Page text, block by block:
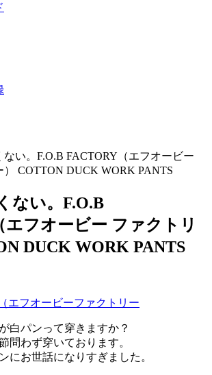
い。F.O.B FACTORY（エフオービー
） COTTON DUCK WORK PANTS
ない。F.O.B
エフオービー ファクトリ
DUCK WORK PANTS
エフオービーファクトリー
白パンって穿きますか？
問わず穿いております。
にお世話になりすぎました。